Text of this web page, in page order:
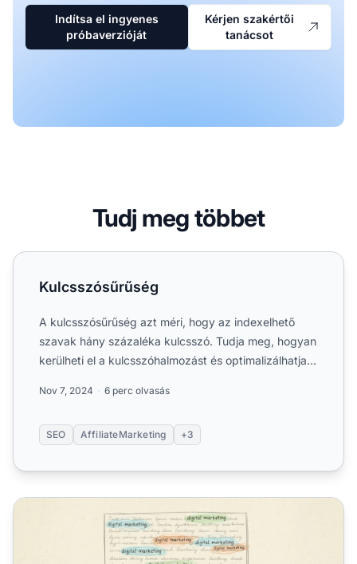
Indítsa el ingyenes
próbaverzióját
Kérjen szakértői
tanácsot
Tudj meg többet
Kulcsszósűrűség
Kulcsszósűrűség
A kulcsszósűrűség azt méri, hogy az indexelhető
szavak hány százaléka kulcsszó. Tudja meg, hogyan
kerülheti el a kulcsszóhalmozást és optimalizálhatja
Nov 7, 2024 6 perc olvasás
SEO AffiliateMarketing +3
Optimális kulcsszósűrűség SEO-hoz 2025-ben |